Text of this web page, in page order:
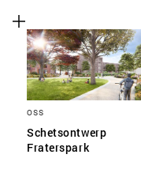
OSS
Schetsontwerp
Fraterspark